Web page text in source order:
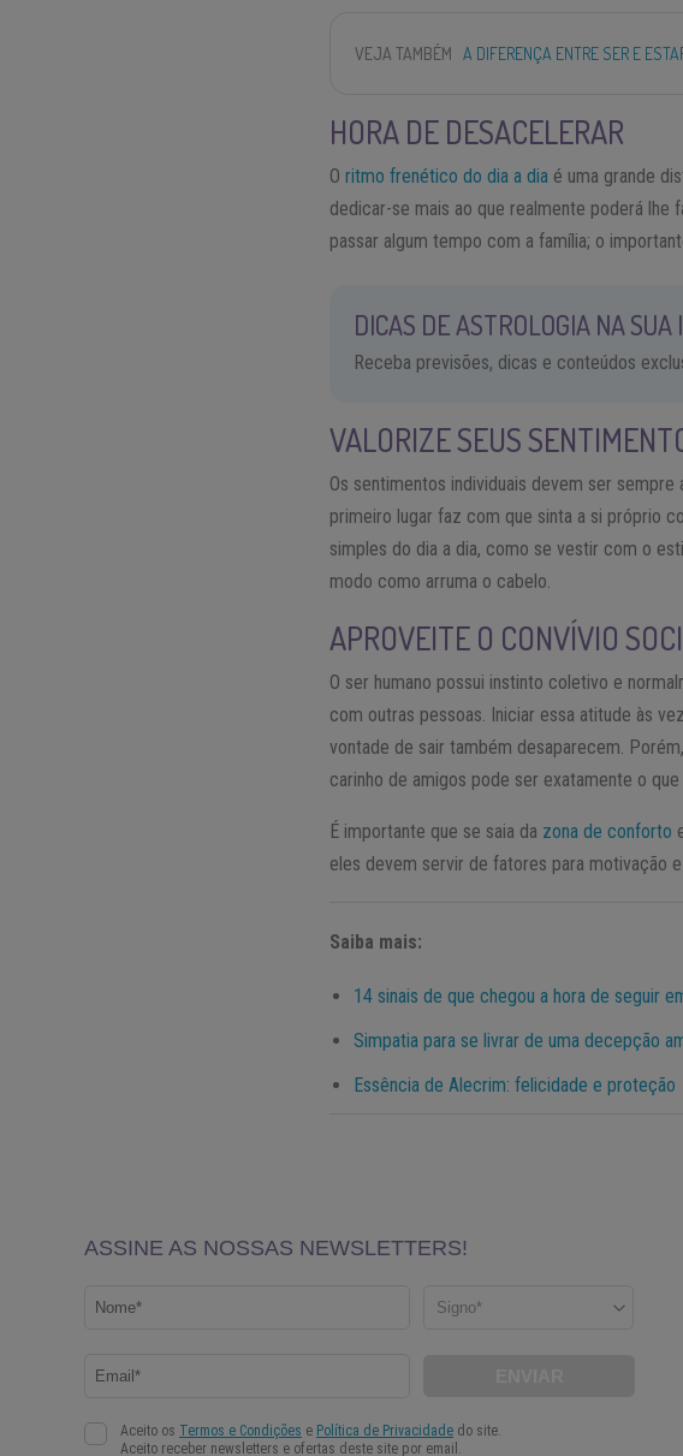
VEJA TAMBÉM A DIFERENÇA ENTRE SER E
HORA DE DESACELERAR
Oritmo frenético do dia a dia é uma grande
dedicar-se mais ao que realmente poderá
passar algum tempo com a família; o
DICAS DE ASTROLOGIA NA SUA
Receba previsões, dicas e conteúdos
VALORIZE SEUS
Os sentimentos individuais devem ser
primeiro lugar faz com que sinta a si próprio
simples do dia a dia, como se vestir com o
modo como arruma o cabelo.
APROVEITE O CONVÍVIO
O ser humano possui instinto coletivo e
com outras pessoas. Iniciar essa atitude às
vontade de sair também desaparecem.
carinho de amigos pode ser exatamente o
É importante que se saia da zona de conforto
eles devem servir de fatores para motivação
Saiba mais:
14 sinais de que chegou a hora de seguir
Simpatia para se livrar de uma decepção
Essência de Alecrim: felicidade e proteção